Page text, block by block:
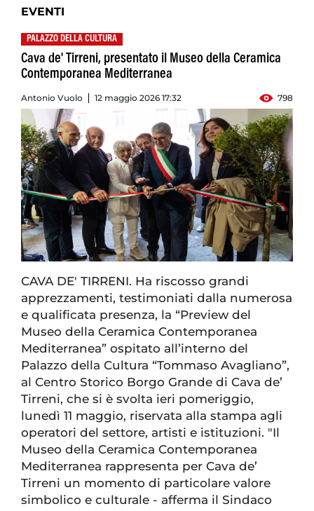
EVENTI
PALAZZO DELLA CULTURA
Cava de' Tirreni, presentato il Museo della Ceramica
Contemporanea Mediterranea
Antonio Vuolo 12 maggio 2026 17:32 798
CAVA DE' TIRRENI. Ha riscosso grandi
apprezzamenti, testimoniati dalla numerosa
e qualificata presenza, la “Preview del
Museo della Ceramica Contemporanea
Mediterranea” ospitato all’interno del
Palazzo della Cultura “Tommaso Avagliano”,
al Centro Storico Borgo Grande di Cava de’
Tirreni, che si è svolta ieri pomeriggio,
lunedì 11 maggio, riservata alla stampa agli
operatori del settore, artisti e istituzioni. "Il
Museo della Ceramica Contemporanea
Mediterranea rappresenta per Cava de’
Tirreni un momento di particolare valore
simbolico e culturale - afferma il Sindaco